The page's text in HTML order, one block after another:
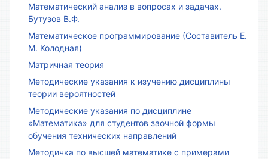
Математический анализ в вопросах и задачах.
Бутузов В.Ф.
Математическое программирование (Составитель Е.
М. Колодная)
Матричная теория
Методические указания к изучению дисциплины
теории вероятностей
Методические указания по дисциплине
«Математика» для студентов заочной формы
обучения технических направлений
Методичка по высшей математике с примерами